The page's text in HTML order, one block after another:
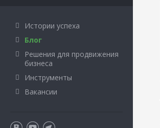
Истории успеха
Блог
Решения для продвижения
бизнеса
Инструменты
Вакансии